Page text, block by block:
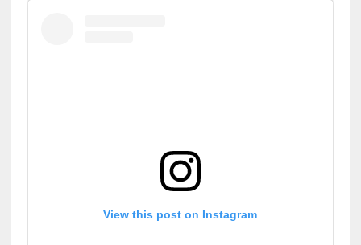
View this post on Instagram